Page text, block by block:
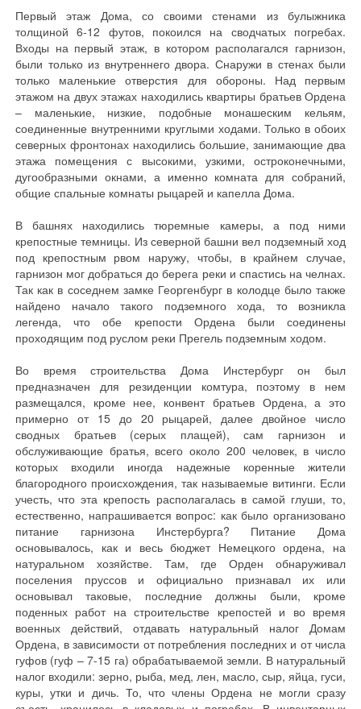
Первый этаж Дома, со своими стенами из булыжника
толщиной 6-12 футов, покоился на сводчатых погребах.
Входы на первый этаж, в котором располагался гарнизон,
были только из внутреннего двора. Снаружи в стенах были
только маленькие отверстия для обороны. Над первым
этажом на двух этажах находились квартиры братьев Ордена
– маленькие, низкие, подобные монашеским кельям,
соединенные внутренними круглыми ходами. Только в обоих
северных фронтонах находились большие, занимающие два
этажа помещения с высокими, узкими, остроконечными,
дугообразными окнами, а именно комната для собраний,
общие спальные комнаты рыцарей и капелла Дома.
В башнях находились тюремные камеры, а под ними
крепостные темницы. Из северной башни вел подземный ход
под крепостным рвом наружу, чтобы, в крайнем случае,
гарнизон мог добраться до берега реки и спастись на челнах.
Так как в соседнем замке Георгенбург в колодце было также
найдено начало такого подземного хода, то возникла
легенда, что обе крепости Ордена были соединены
проходящим под руслом реки Прегель подземным ходом.
Во время строительства Дома Инстербург он был
предназначен для резиденции комтура, поэтому в нем
размещался, кроме нее, конвент братьев Ордена, а это
примерно от 15 до 20 рыцарей, далее двойное число
сводных братьев (серых плащей), сам гарнизон и
обслуживающие братья, всего около 200 человек, в число
которых входили иногда надежные коренные жители
благородного происхождения, так называемые витинги. Если
учесть, что эта крепость располагалась в самой глуши, то,
естественно, напрашивается вопрос: как было организовано
питание гарнизона Инстербурга? Питание Дома
основывалось, как и весь бюджет Немецкого ордена, на
натуральном хозяйстве. Там, где Орден обнаруживал
поселения пруссов и официально признавал их или
основывал таковые, последние должны были, кроме
поденных работ на строительстве крепостей и во время
военных действий, отдавать натуральный налог Домам
Ордена, в зависимости от потребления последних и от числа
гуфов (гуф – 7-15 га) обрабатываемой земли. В натуральный
налог входили: зерно, рыба, мед, лен, масло, сыр, яйца, гуси,
куры, утки и дичь. То, что члены Ордена не могли сразу